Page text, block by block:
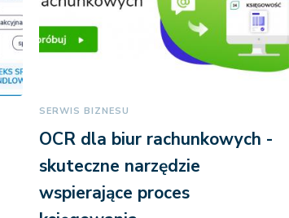
SERWIS BIZNESU
OCR dla biur rachunkowych -
skuteczne narzędzie
wspierające proces